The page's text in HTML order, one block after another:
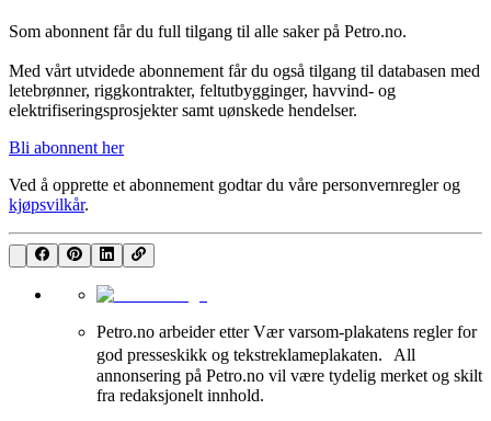
Som abonnent får du full tilgang til alle saker på Petro.no.
Med vårt utvidede abonnement får du også tilgang til databasen med
letebrønner, riggkontrakter, feltutbygginger, havvind- og
elektrifiseringsprosjekter samt uønskede hendelser.
Bli abonnent her
Ved å opprette et abonnement godtar du våre personvernreglerog
kjøpsvilkår.
Petro.no arbeider etter Vær varsom-plakatens regler for
god presseskikk og tekstreklameplakaten. All
annonsering på Petro.no vil være tydelig merket og skilt
fra redaksjonelt innhold.